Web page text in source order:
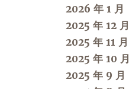
2026 年 1 月
2025 年 12 月
2025 年 11 月
2025 年 10 月
2025 年 9 月